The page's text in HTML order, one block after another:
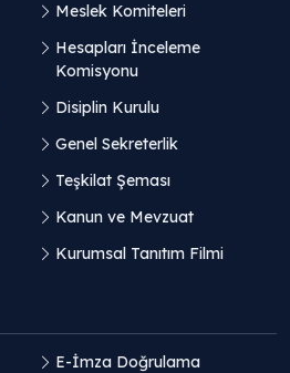
Meslek Komiteleri
Hesapları İnceleme
Komisyonu
Disiplin Kurulu
Genel Sekreterlik
Teşkilat Şeması
Kanun ve Mevzuat
Kurumsal Tanıtım Filmi
E-İmza Doğrulama